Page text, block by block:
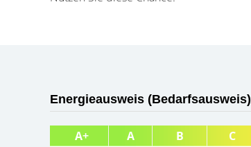
Energieausweis (Bedarfsausweis)